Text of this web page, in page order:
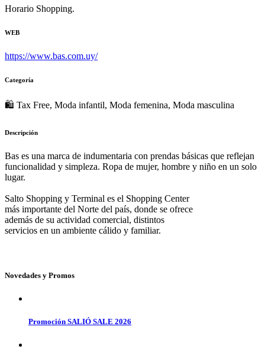
Horario Shopping.
WEB
https://www.bas.com.uy/
Categoría
🛍 Tax Free, Moda infantil, Moda femenina, Moda masculina
Descripción
Bas es una marca de indumentaria con prendas básicas que reflejan
funcionalidad y simpleza. Ropa de mujer, hombre y niño en un solo
lugar.
Salto Shopping y Terminal es el Shopping Center
más importante del Norte del país, donde se ofrece
además de su actividad comercial, distintos
servicios en un ambiente cálido y familiar.
Novedades y Promos
Promoción SALIÓ SALE 2026